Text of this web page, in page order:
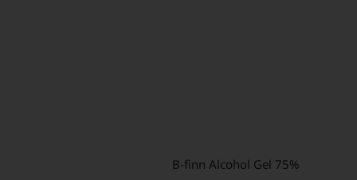
B-finn Alcohol Gel 75%